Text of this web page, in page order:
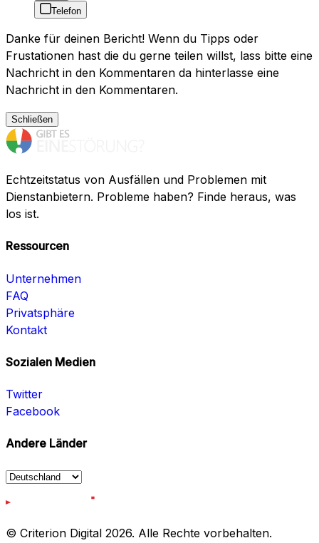
Telefon
Danke für deinen Bericht! Wenn du Tipps oder
Frustationen hast die du gerne teilen willst, lass bitte eine
Nachricht in den Kommentaren da hinterlasse eine
Nachricht in den Kommentaren.
Schließen
Echtzeitstatus von Ausfällen und Problemen mit
Dienstanbietern. Probleme haben? Finde heraus, was
los ist.
Ressourcen
Unternehmen
FAQ
Privatsphäre
Kontakt
Sozialen Medien
Twitter
Facebook
Andere Länder
© Criterion Digital 2026. Alle Rechte vorbehalten.